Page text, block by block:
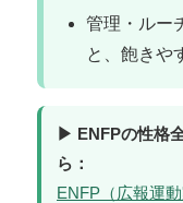
管理・ルー
と、飽きや
▶ ENFPの性格
ら：
ENFP（広報運